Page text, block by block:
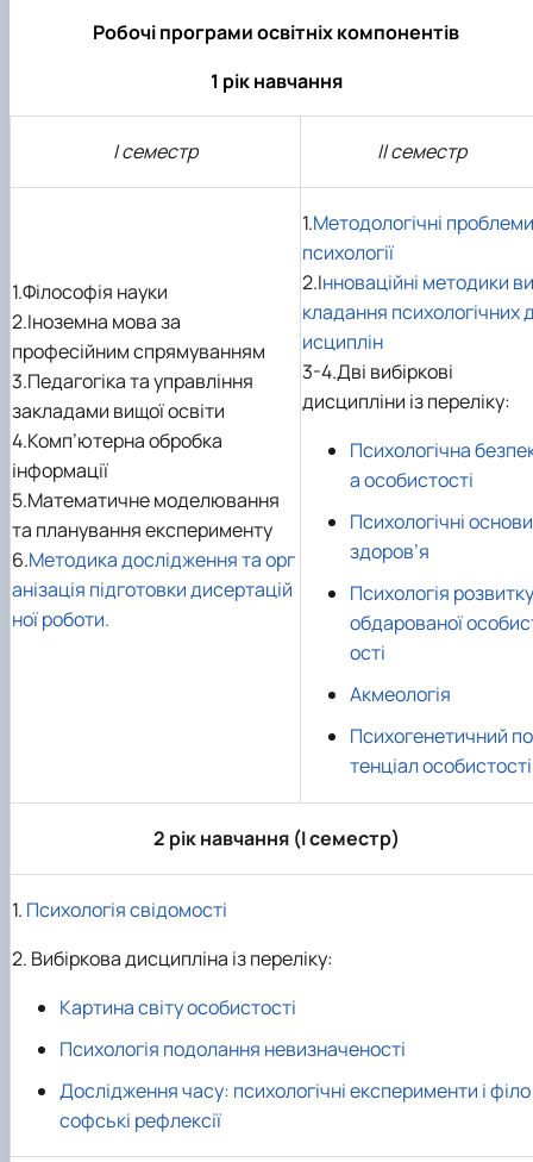
Робочі програми освітніх компонентів
1 рік навчання
І семестр ІІ семестр
1.Філософія науки
2.Іноземна мова за
професійним спрямуванням
3.Педагогіка та управління
закладами вищої освіти
4.Комп’ютерна обробка
інформації
5.Математичне моделювання
та планування експерименту
6.Методика дослідження та орг
анізація підготовки дисертацій
ної роботи.
1.Методологічні проблеми
психології
2.Інноваційні методики ви
кладання психологічних
исциплін
3-4.Дві вибіркові
дисципліни із переліку:
Психологічна
а особистості
Психологічні основи
здоров’я
Психологія розвитку
обдарованої
ості
Акмеологія
Психогенетичний по
тенціал особистості
2 рік навчання (І семестр)
1. Психологія свідомості
2. Вибіркова дисципліна із переліку:
Картина світу особистості
Психологія подолання невизначеності
Дослідження часу: психологічні експерименти і філо
софські рефлексії